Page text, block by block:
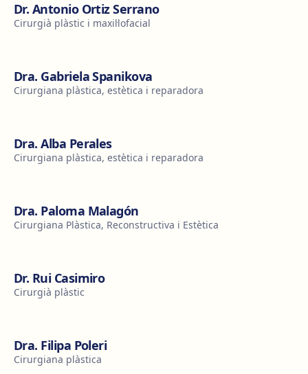
Dr. Antonio Ortiz Serrano
Cirurgià plàstic i maxil·lofacial
Dra. Gabriela Spanikova
Cirurgiana plàstica, estètica i reparadora
Dra. Alba Perales
Cirurgiana plàstica, estètica i reparadora
Dra. Paloma Malagón
Cirurgiana Plàstica, Reconstructiva i Estètica
Dr. Rui Casimiro
Cirurgià plàstic
Dra. Filipa Poleri
Cirurgiana plàstica